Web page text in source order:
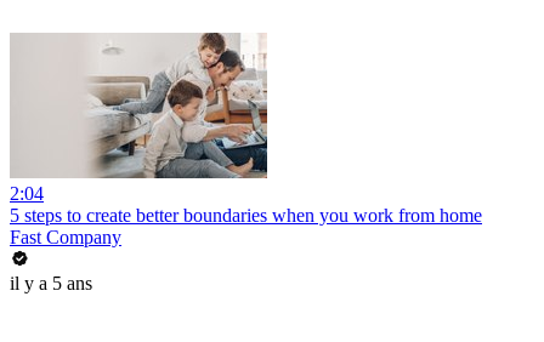
2:04
5 steps to create better boundaries when you work from home
Fast Company
il y a 5 ans